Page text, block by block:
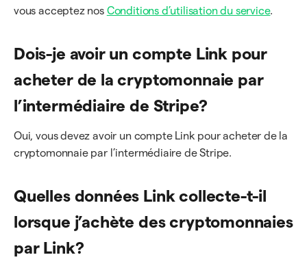
vous acceptez nos Conditions d’utilisation du service.
Dois-je avoir un compte Link pour
acheter de la cryptomonnaie par
l’intermédiaire de Stripe?
Oui, vous devez avoir un compte Link pour acheter de la
cryptomonnaie par l’intermédiaire de Stripe.
Quelles données Link collecte-t-il
lorsque j’achète des cryptomonnaies
par Link?